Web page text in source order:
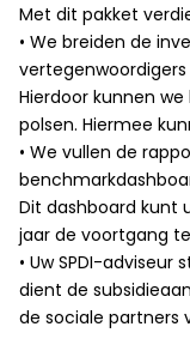
Met dit pakket
• We breiden de
Hierdoor kunnen
polsen. Hiermee
• We vullen de
Dit dashboard kunt
jaar de voortgang
• Uw SPDI-
dient de
de sociale partners